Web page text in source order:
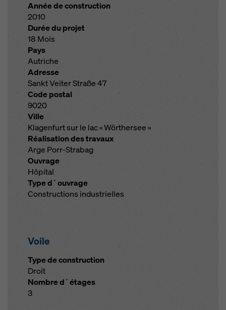
Année de construction
2010
Durée du projet
18 Mois
Pays
Autriche
Adresse
Sankt Veiter Straße 47
Code postal
9020
Ville
Klagenfurt sur le lac « Wörthersee »
Réalisation des travaux
Arge Porr-Strabag
Ouvrage
Hôpital
Type d´ouvrage
Constructions industrielles
Voile
Type de construction
Droit
Nombre d´étages
3